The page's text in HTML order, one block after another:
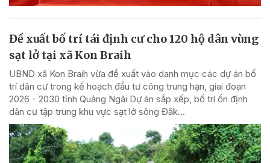
Đề xuất bố trí tái định cư cho 120 hộ dân vùng
sạt lở tại xã Kon Braih
UBND xã Kon Braih vừa đề xuất vào danh mục các dự án bố
trí dân cư trong kế hoạch đầu tư công trung hạn, giai đoạn
2026 - 2030 tỉnh Quảng Ngãi Dự án sắp xếp, bố trí ổn định
dân cư tập trung khu vực sạt lở sông Đăk...